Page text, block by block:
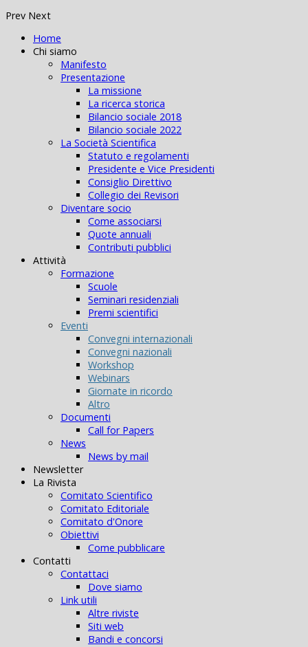
Prev Next
Home
Chi siamo
Manifesto
Presentazione
La missione
La ricerca storica
Bilancio sociale 2018
Bilancio sociale 2022
La Società Scientifica
Statuto e regolamenti
Presidente e Vice Presidenti
Consiglio Direttivo
Collegio dei Revisori
Diventare socio
Come associarsi
Quote annuali
Contributi pubblici
Attività
Formazione
Scuole
Seminari residenziali
Premi scientifici
Eventi
Convegni internazionali
Convegni nazionali
Workshop
Webinars
Giornate in ricordo
Altro
Documenti
Call for Papers
News
News by mail
Newsletter
La Rivista
Comitato Scientifico
Comitato Editoriale
Comitato d'Onore
Obiettivi
Come pubblicare
Contatti
Contattaci
Dove siamo
Link utili
Altre riviste
Siti web
Bandi e concorsi